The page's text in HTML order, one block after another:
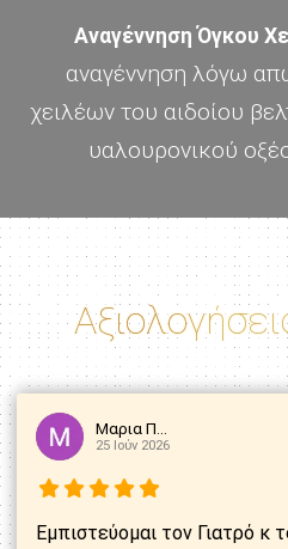
Αναγέννηση Όγκου
αναγέννηση λόγω
χειλέων του αιδοίου
υαλουρονικού
Μαρια Π...
25 Ιούν 2026
Εμπιστεύομαι τον Γιατρό κ